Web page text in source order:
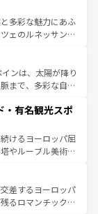
多彩な魅力にあふ
ェのルネッサンス
マルフィ海岸の絶
合間には、本場の
を堪能することも
旅をしてみよう！
ンは、太陽が降り
まで、多彩な自然
メンコ、熱気あふ
の一部となってい
や、バルセロナの
ローマ遺跡や中世
スペインはその個
。 なお、新着のスペイン情報は コ
・有名観光スポ
けるヨーロッパ屈
やルーブル美術館
宮殿、歴史的な大
が、訪れる者を心
国としても知ら
差するヨーロッパ
るロマンチック街